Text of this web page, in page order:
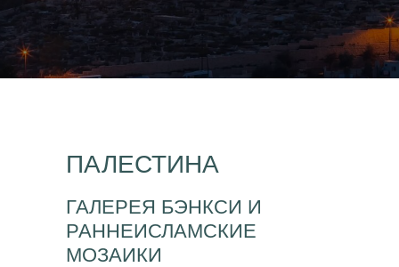
ПАЛЕСТИНА
ГАЛЕРЕЯ БЭНКСИ И
РАННЕИСЛАМСКИЕ
МОЗАИКИ